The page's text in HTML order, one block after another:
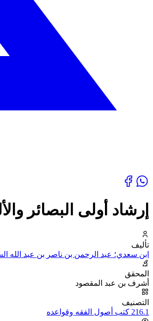
إرشاد أولى البصائر
تأليف
ابن سعدي؛ عبد الرحمن بن ناصر بن عبد الله
المحقق
أشرف بن عبد المقصود
التصنيف
216.1 كتب أصول الفقه وقواعده